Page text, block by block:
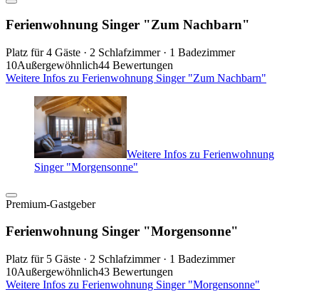
Ferienwohnung Singer "Zum Nachbarn"
Platz für 4 Gäste · 2 Schlafzimmer · 1 Badezimmer
10Außergewöhnlich44 Bewertungen
Weitere Infos zu Ferienwohnung Singer "Zum Nachbarn"
Weitere Infos zu Ferienwohnung
Singer "Morgensonne"
Premium-Gastgeber
Ferienwohnung Singer "Morgensonne"
Platz für 5 Gäste · 2 Schlafzimmer · 1 Badezimmer
10Außergewöhnlich43 Bewertungen
Weitere Infos zu Ferienwohnung Singer "Morgensonne"